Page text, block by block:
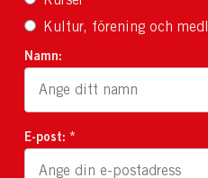
Kultur, förening och
Namn:
E-post: *